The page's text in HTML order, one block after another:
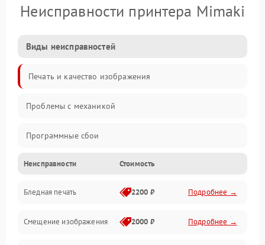
Неисправности принтера Mimaki
Виды неисправностей
Печать и качество изображения
Проблемы с механикой
Программные сбои
Программные ошибки
Картриджи и расходники
Механика и узлы
Неисправности Стоимость
Бледная печать 2200 ₽ Подробнее →
Смещение изображения 2000 ₽ Подробнее →